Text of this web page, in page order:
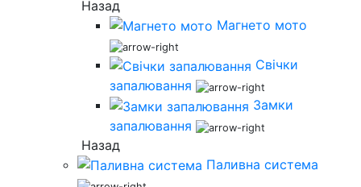
Назад
Магнето мото
Свічки
запалювання
Замки
запалювання
Назад
Паливна система